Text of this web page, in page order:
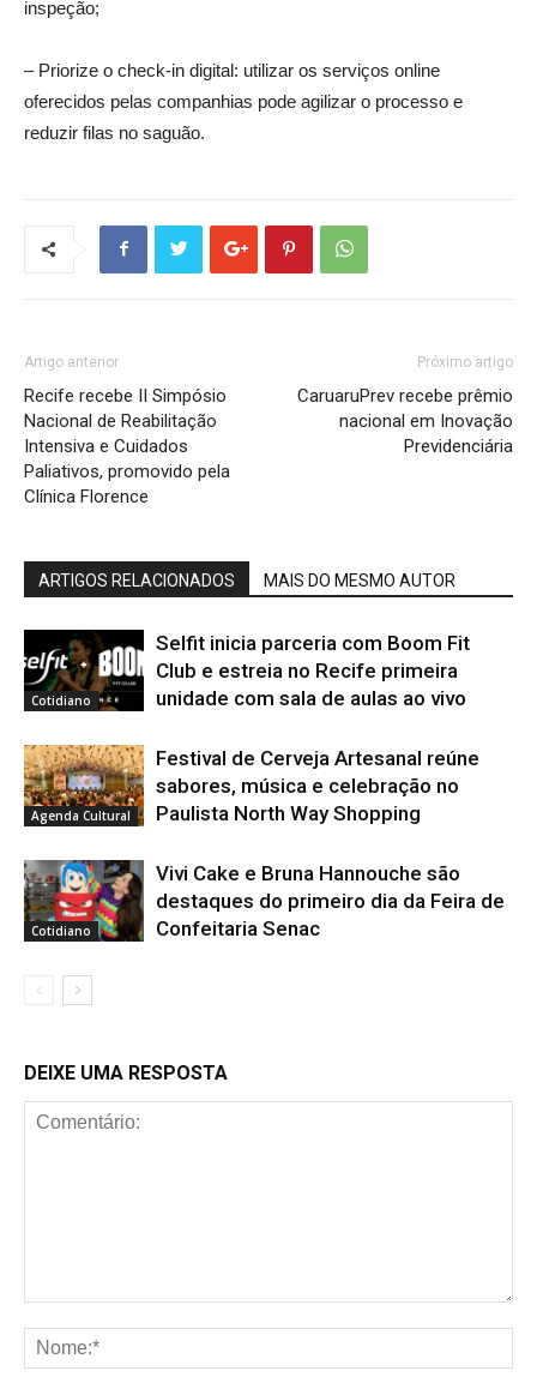
inspeção;
– Priorize o check-in digital: utilizar os serviços online
oferecidos pelas companhias pode agilizar o processo e
reduzir filas no saguão.
Artigo anterior
Recife recebe II Simpósio
Nacional de Reabilitação
Intensiva e Cuidados
Paliativos, promovido pela
Clínica Florence
Próximo artigo
CaruaruPrev recebe prêmio
nacional em Inovação
Previdenciária
ARTIGOS RELACIONADOS MAIS DO MESMO AUTOR
Cotidiano
Selfit inicia parceria com Boom Fit
Club e estreia no Recife primeira
unidade com sala de aulas ao vivo
Agenda Cultural
Festival de Cerveja Artesanal reúne
sabores, música e celebração no
Paulista North Way Shopping
Cotidiano
Vivi Cake e Bruna Hannouche são
destaques do primeiro dia da Feira de
Confeitaria Senac
DEIXE UMA RESPOSTA